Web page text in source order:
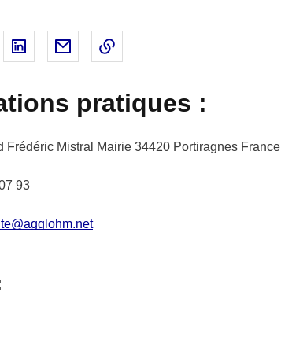
Facebook - nouvelle fenêtre
sur Twitter - nouvelle fenêtre
Partager sur Linked In - nouvelle fenêtre
Partager par email - nouvelle fenêtre
pratiques :
Frédéric Mistral Mairie 34420 Portiragnes France
93